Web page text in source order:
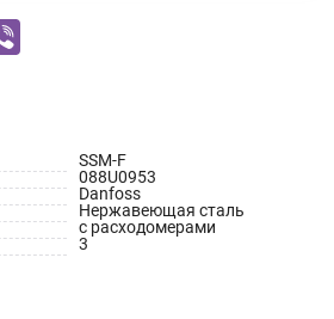
SSM-F
088U0953
Danfoss
Нержавеющая сталь
с расходомерами
3